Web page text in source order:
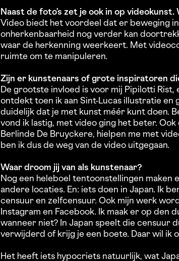
Naast de foto’s zet je ook in op videokunst.
Video biedt het voordeel dat er beweging
onherkenbaarheid nog verder kan
waar de herkenning weerkeert. Met
ruimte om te manipuleren.
Zijn er kunstenaars of grote inspiratoren
De grootste invloed is voor mij Pipilotti
ontdekt toen ik aan Sint-Lucas illustratie en
duidelijk dat je met kunst méér kunt doen.
vond ik lastig, met video ging het beter.
Berlinde De Bruyckere, hielpen me met
ben ik dus de weg van de video uitgegaan.
Waar droom jij van als kunstenaar?
Nog een heleboel tentoonstellingen
andere locaties. En: iets doen in Japan. Ik
censuur en zelfcensuur. Ook mijn werk
Instagram en Facebook. Ik maak er op den
wanneer niet? In Japan speelt die censuur
verwijderd of krijg je een boete. Daar wil ik
Het heeft iets hypocriets natuurlijk, wat